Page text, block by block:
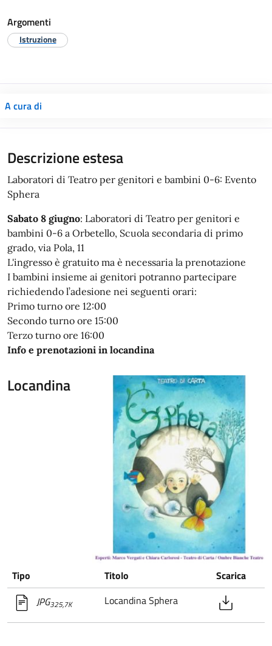
Argomenti
Istruzione
A cura di
Descrizione estesa
Laboratori di Teatro per genitori e bambini 0-6: Evento
Sphera
Sabato 8 giugno: Laboratori di Teatro per genitori e
bambini 0-6 a Orbetello, Scuola secondaria di primo
grado, via Pola, 11
L'ingresso è gratuito ma è necessaria la prenotazione
I bambini insieme ai genitori potranno partecipare
richiedendo l’adesione nei seguenti orari:
Primo turno ore 12:00
Secondo turno ore 15:00
Terzo turno ore 16:00
Info e prenotazioni in locandina
Locandina
Tipo Titolo
Scarica
JPG325,7K Locandina Sphera